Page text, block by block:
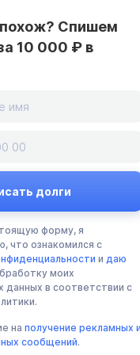
Спишем
10 000 ₽ в
форму, я
что ознакомился с
и даю
моих
данных в соответствии с
на получение рекламных
сообщений.